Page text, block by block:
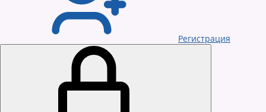
Регистрация